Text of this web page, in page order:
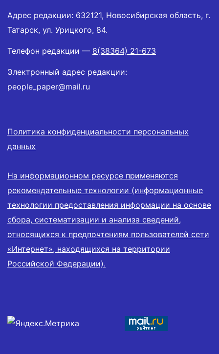
Адрес редакции: 632121, Новосибирская область, г.
Татарск, ул. Урицкого, 84.
Телефон редакции — 8(38364) 21-673
Электронный адрес редакции:
people_paper@mail.ru
Политика конфиденциальности персональных
данных
На информационном ресурсе применяются
рекомендательные технологии (информационные
технологии предоставления информации на основе
сбора, систематизации и анализа сведений,
относящихся к предпочтениям пользователей сети
«Интернет», находящихся на территории
Российской Федерации).